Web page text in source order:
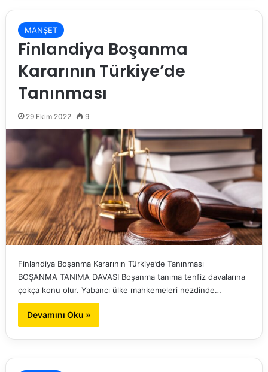
MANŞET
Finlandiya Boşanma
Kararının Türkiye’de
Tanınması
29 Ekim 2022 9
Finlandiya Boşanma Kararının Türkiye’de Tanınması
BOŞANMA TANIMA DAVASI Boşanma tanıma tenfiz davalarına
çokça konu olur. Yabancı ülke mahkemeleri nezdinde…
Devamını Oku »